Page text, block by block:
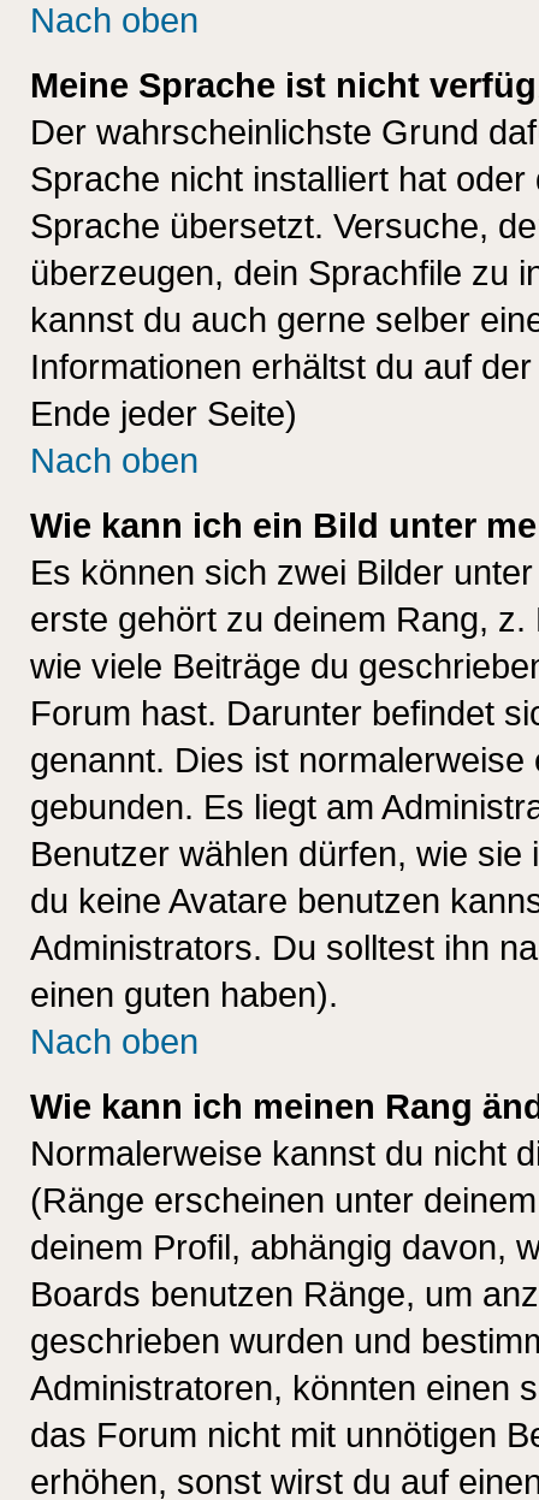
Nach oben
Meine Sprache ist nicht
Der wahrscheinlichste Grund
Sprache nicht installiert hat
Sprache übersetzt. Versuche,
überzeugen, dein Sprachfile zu
kannst du auch gerne selber
Informationen erhältst du auf
Ende jeder Seite)
Nach oben
Wie kann ich ein Bild unter
Es können sich zwei Bilder
erste gehört zu deinem Rang,
wie viele Beiträge du
Forum hast. Darunter befindet
genannt. Dies ist
gebunden. Es liegt am
Benutzer wählen dürfen, wie
du keine Avatare benutzen
Administrators. Du solltest ihn
einen guten haben).
Nach oben
Wie kann ich meinen Rang
Normalerweise kannst du nicht
(Ränge erscheinen unter
deinem Profil, abhängig davon,
Boards benutzen Ränge, um
geschrieben wurden und
Administratoren, könnten einen
das Forum nicht mit unnötigen
erhöhen, sonst wirst du auf